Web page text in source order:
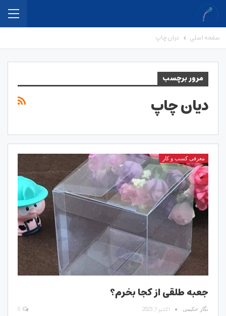
صفحه اصلی دیان چاپ
مرور برچسب
دیان چاپ
معرفی کسب و کار
جعبه طلقی از کجا بخرم؟
نگار حکیمی اکتبر 1, 2023